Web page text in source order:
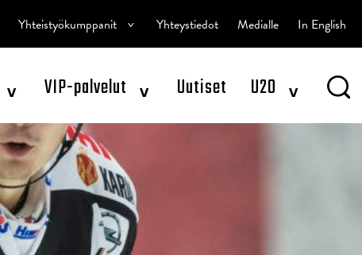
^ VIP-palvelut ^ Uutiset U20 ^
Yhteistyökumppanit ^ Yhteystiedot Medialle In English